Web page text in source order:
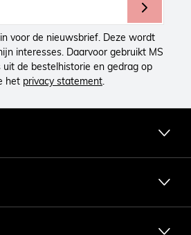
voor de nieuwsbrief. Deze wordt
interesses. Daarvoor gebruikt MS
uit de bestelhistorie en gedrag op
het privacy statement.